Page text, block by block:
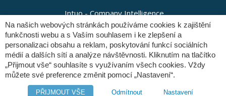
Intuo - Company Intelligence
Orange Solutions
Copyright © Digital Resources a.s.
Na našich webových stránkách používáme cookies k zajištění
funkčnosti webu a s Vaším souhlasem i ke zlepšení a
personalizaci obsahu a reklam, poskytování funkcí sociálních
médií a dalších sítí a analýze návštěvnosti. Kliknutím na tlačítko
„Přijmout vše“ souhlasíte s využívaním všech cookies. Vždy
můžete své preference změnit pomocí „Nastavení“.
PŘIJMOUT VŠE Odmítnout Nastavení